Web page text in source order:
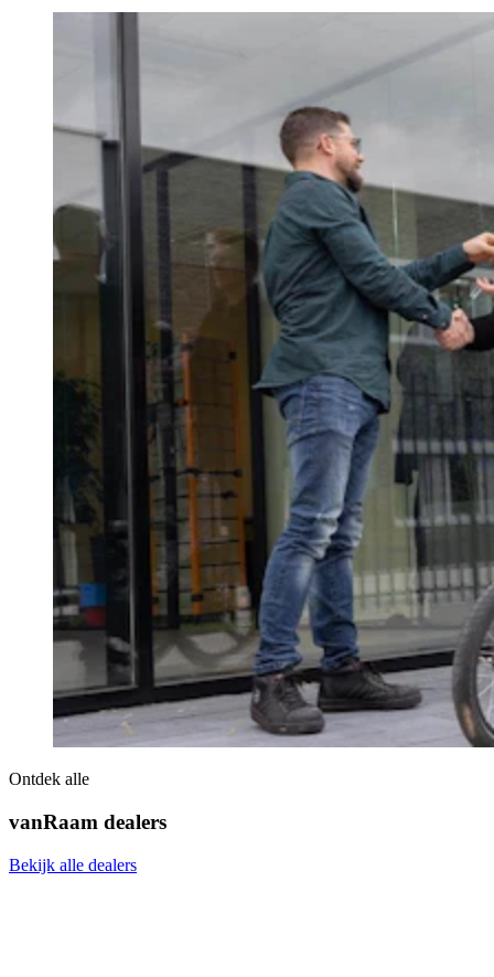
Ontdek alle
vanRaam dealers
Bekijk alle dealers